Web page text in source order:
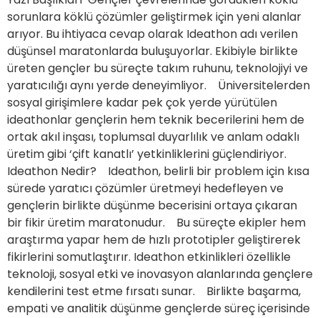
sorunlara köklü çözümler geliştirmek için yeni alanlar
arıyor. Bu ihtiyaca cevap olarak Ideathon adı verilen
düşünsel maratonlarda buluşuyorlar. Ekibiyle birlikte
üreten gençler bu süreçte takım ruhunu, teknolojiyi ve
yaratıcılığı aynı yerde deneyimliyor. Üniversitelerden
sosyal girişimlere kadar pek çok yerde yürütülen
ideathonlar gençlerin hem teknik becerilerini hem de
ortak akıl inşası, toplumsal duyarlılık ve anlam odaklı
üretim gibi ‘çift kanatlı’ yetkinliklerini güçlendiriyor.
Ideathon Nedir? Ideathon, belirli bir problem için kısa
sürede yaratıcı çözümler üretmeyi hedefleyen ve
gençlerin birlikte düşünme becerisini ortaya çıkaran
bir fikir üretim maratonudur. Bu süreçte ekipler hem
araştırma yapar hem de hızlı prototipler geliştirerek
fikirlerini somutlaştırır. Ideathon etkinlikleri özellikle
teknoloji, sosyal etki ve inovasyon alanlarında gençlere
kendilerini test etme fırsatı sunar. Birlikte başarma,
empati ve analitik düşünme gençlerde süreç içerisinde